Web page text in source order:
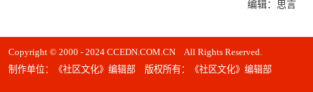
编辑：思言
Copyright © 2000 - 2024 CCEDN.COM.CN All Rights Reserved.
制作单位：《社区文化》编辑部 版权所有：《社区文化》编辑部